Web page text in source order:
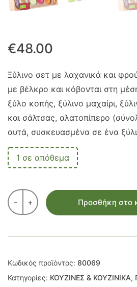
€48.00
Ξύλινο σετ με λαχανικά και
με βέλκρο και κόβονται στη
ξύλο κοπής, ξύλινο μαχαίρι,
και σάλτσας, αλατοπίπερο
αυτά, συσκευασμένα σε ένα
1 σε απόθεμα
- + Προσθήκη στο
Κωδικός προϊόντος: 80069
Κατηγορίες: ΚΟΥΖΙΝΕΣ & ΚΟΥΖΙΝΙΚΑ,